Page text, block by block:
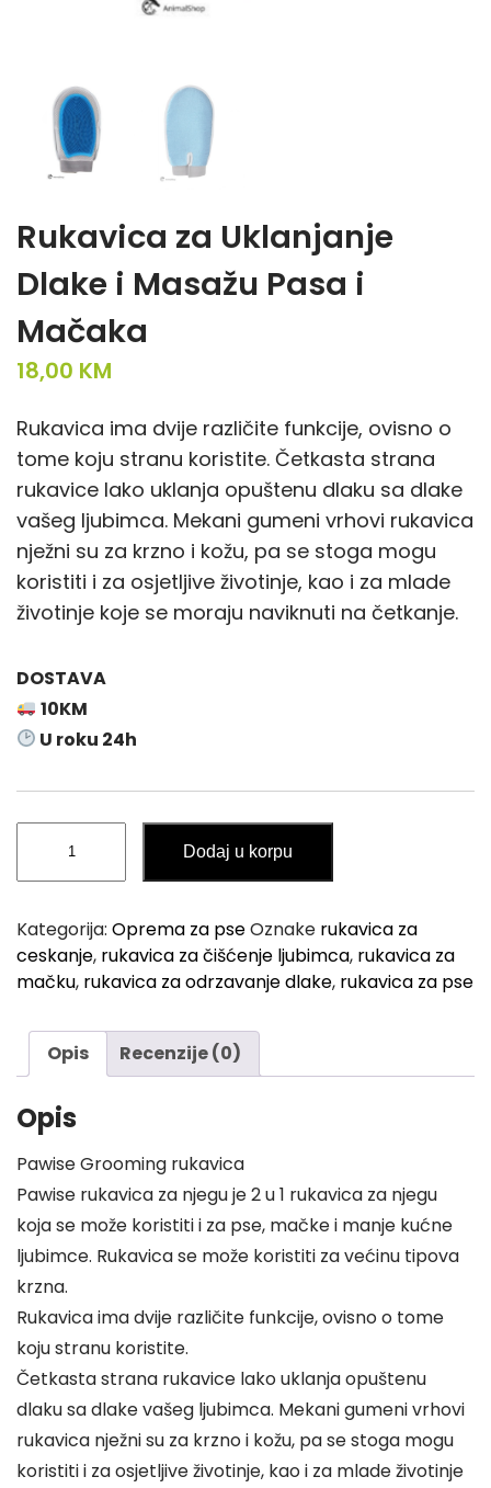
Rukavica za Uklanjanje
Dlake i Masažu Pasa i
Mačaka
18,00 KM
Rukavica ima dvije različite funkcije, ovisno o
tome koju stranu koristite. Četkasta strana
rukavice lako uklanja opuštenu dlaku sa dlake
vašeg ljubimca. Mekani gumeni vrhovi rukavica
nježni su za krzno i kožu, pa se stoga mogu
koristiti i za osjetljive životinje, kao i za mlade
životinje koje se moraju naviknuti na četkanje.
DOSTAVA
10KM
U roku 24h
Uklanjanje
i
Masažu
Pasa
Mačaka
količina
Dodaj u korpu
Kategorija: Oprema za pseOznake rukavica za
ceskanje, rukavica za čišćenje ljubimca, rukavica za
mačku, rukavica za odrzavanje dlake, rukavica za pse
Opis Recenzije (0)
Opis
Pawise Grooming rukavica
Pawise rukavica za njegu je 2 u 1 rukavica za njegu
koja se može koristiti i za pse, mačke i manje kućne
ljubimce. Rukavica se može koristiti za većinu tipova
krzna.
Rukavica ima dvije različite funkcije, ovisno o tome
koju stranu koristite.
Četkasta strana rukavice lako uklanja opuštenu
dlaku sa dlake vašeg ljubimca. Mekani gumeni vrhovi
rukavica nježni su za krzno i kožu, pa se stoga mogu
koristiti i za osjetljive životinje, kao i za mlade životinje